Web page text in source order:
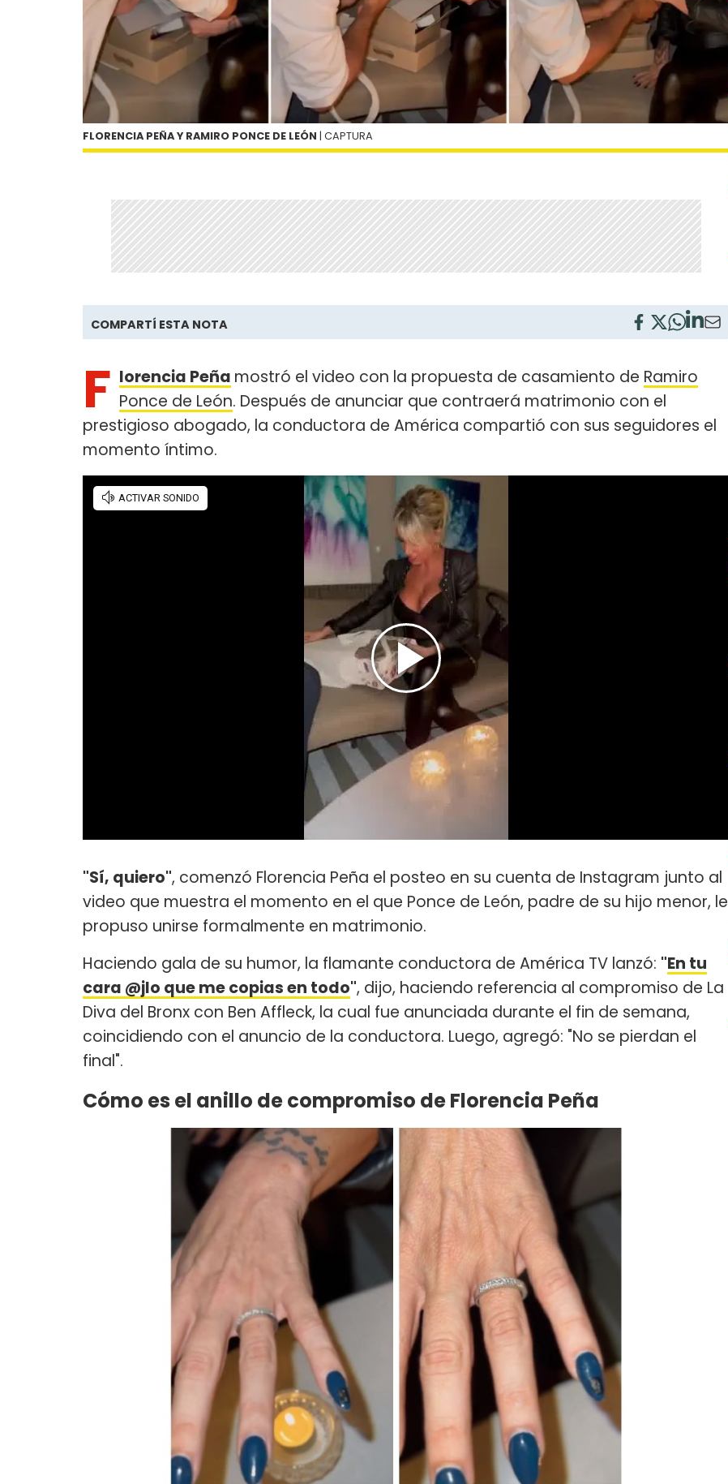
FLORENCIA PEÑA Y RAMIRO PONCE DE LEÓN | CAPTURA
COMPARTÍ ESTA NOTA
F lorencia Peña mostró el video con la propuesta de casamiento de Ramiro
Ponce de León. Después de anunciar que contraerá matrimonio con el
prestigioso abogado, la conductora de América compartió con sus seguidores el
momento íntimo.
"Sí, quiero", comenzó Florencia Peña el posteo en su cuenta de Instagram junto al
video que muestra el momento en el que Ponce de León, padre de su hijo menor, le
propuso unirse formalmente en matrimonio.
Haciendo gala de su humor, la flamante conductora de América TV lanzó: "En tu
cara @jlo que me copias en todo", dijo, haciendo referencia al compromiso de La
Diva del Bronx con Ben Affleck, la cual fue anunciada durante el fin de semana,
coincidiendo con el anuncio de la conductora. Luego, agregó: "No se pierdan el
final".
Cómo es el anillo de compromiso de Florencia Peña